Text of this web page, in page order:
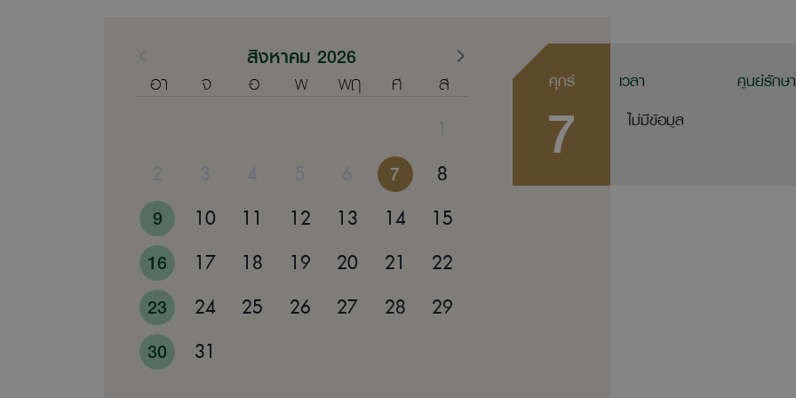
สิงหาคม 2026
อา
จ อ พ พฤ ศ
ส
7
8
9
10 11 12 13 14
15
16
17 18 19 20 21
22
23
24 25 26 27 28
29
30
31
ศุกร์
7
เวลา ศูนย์รักษ
ไม่มีข้อมูล